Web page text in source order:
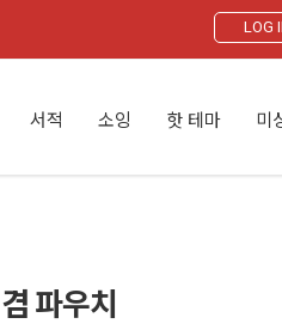
LOG
서적 소잉 핫 테마 미
파우치